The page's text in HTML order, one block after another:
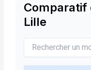
Comparatif
Lille